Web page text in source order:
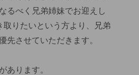
るべく兄弟姉妹でお迎えし
りたいという方より、兄弟
先させていただきます。
あります。